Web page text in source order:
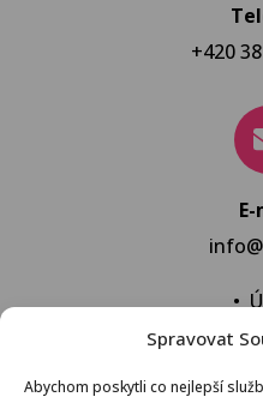
Spravovat
Abychom poskytli co nejlepší
+420
•
•
•